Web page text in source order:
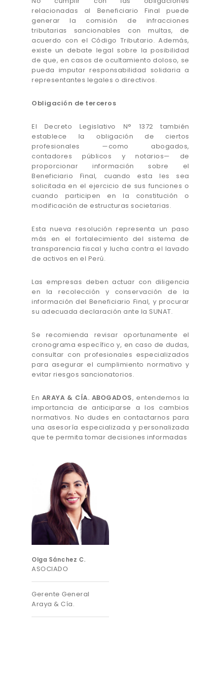
relacionadas al Beneficiario Final puede
generar la comisión de infracciones
tributarias sancionables con multas, de
acuerdo con el Código Tributario. Además,
existe un debate legal sobre la posibilidad
de que, en casos de ocultamiento doloso, se
pueda imputar responsabilidad solidaria a
representantes legales o directivos.
Obligación de terceros
El Decreto Legislativo N° 1372 también
establece la obligación de ciertos
profesionales —como abogados,
contadores públicos y notarios— de
proporcionar información sobre el
Beneficiario Final, cuando esta les sea
solicitada en el ejercicio de sus funciones o
cuando participen en la constitución o
modificación de estructuras societarias.
Esta nueva resolución representa un paso
más en el fortalecimiento del sistema de
transparencia fiscal y lucha contra el lavado
de activos en el Perú.
Las empresas deben actuar con diligencia
en la recolección y conservación de la
información del Beneficiario Final, y procurar
su adecuada declaración ante la SUNAT.
Se recomienda revisar oportunamente el
cronograma específico y, en caso de dudas,
consultar con profesionales especializados
para asegurar el cumplimiento normativo y
evitar riesgos sancionatorios.
En ARAYA & CÍA. ABOGADOS, entendemos la
importancia de anticiparse a los cambios
normativos. No dudes en contactarnos para
una asesoría especializada y personalizada
que te permita tomar decisiones informadas
Olga Sánchez C.
ASOCIADO
Gerente General
Araya & Cía.